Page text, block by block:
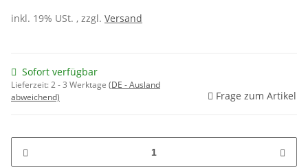
inkl. 19% USt. , zzgl. Versand
Sofort verfügbar
Lieferzeit:2 - 3 Werktage (DE - Ausland
abweichend)
Frage zum Artikel